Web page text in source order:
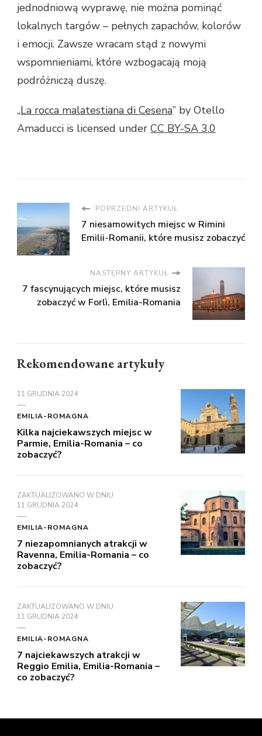
jednodniową wyprawę, nie można pominąć
lokalnych targów – pełnych zapachów, kolorów
i emocji. Zawsze wracam stąd z nowymi
wspomnieniami, które wzbogacają moją
podróżniczą duszę.
„La rocca malatestiana di Cesena” by Otello
Amaducci is licensed under CC BY-SA 3.0
POPRZEDNI ARTYKUŁ
7 niesamowitych miejsc w Rimini
Emilii-Romanii, które musisz zobaczyć
NASTĘPNY ARTYKUŁ
7 fascynujących miejsc, które musisz
zobaczyć w Forlì, Emilia-Romania
Rekomendowane artykuły
11 GRUDNIA 2024
EMILIA-ROMAGNA
Kilka najciekawszych miejsc w
Parmie, Emilia-Romania – co
zobaczyć?
ZAKTUALIZOWANO W DNIU
11 GRUDNIA 2024
EMILIA-ROMAGNA
7 niezapomnianych atrakcji w
Ravenna, Emilia-Romania – co
zobaczyć?
ZAKTUALIZOWANO W DNIU
11 GRUDNIA 2024
EMILIA-ROMAGNA
7 najciekawszych atrakcji w
Reggio Emilia, Emilia-Romania –
co zobaczyć?